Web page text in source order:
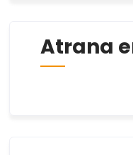
Atrana